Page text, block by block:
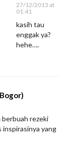
27/12/2013 at
01:41
kasih tau
enggak ya?
hehe….
berbuah rezeki
inspirasinya yang